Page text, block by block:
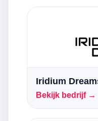
Iridium
Bekijk bedrijf →